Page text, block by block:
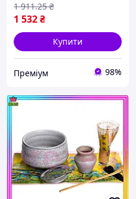
1 532₴
1 911.25 ₴
Купити
Преміум 98%